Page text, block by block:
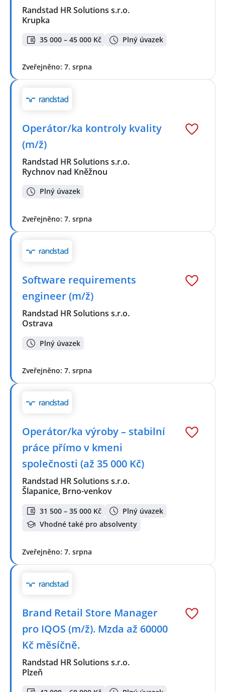
Randstad HR Solutions s.r.o.
Krupka
35 000 – 45 000 Kč Plný úvazek
Zveřejněno: 7. srpna
Operátor/ka kontroly kvality
(m/ž)
Randstad HR Solutions s.r.o.
Rychnov nad Kněžnou
Plný úvazek
Zveřejněno: 7. srpna
Software requirements
engineer (m/ž)
Randstad HR Solutions s.r.o.
Ostrava
Plný úvazek
Zveřejněno: 7. srpna
Operátor/ka výroby – stabilní
práce přímo v kmeni
společnosti (až 35 000 Kč)
Randstad HR Solutions s.r.o.
Šlapanice, Brno-venkov
31 500 – 35 000 Kč
Plný úvazek
Vhodné také pro absolventy
Zveřejněno: 7. srpna
Brand Retail Store Manager
pro IQOS (m/ž). Mzda až 60000
Kč měsíčně.
Randstad HR Solutions s.r.o.
Plzeň